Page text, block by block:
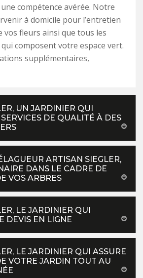
compétence avérée. Notre
à domicile pour l’entretien
vos fleurs ainsi que tous les
composent votre espace vert.
supplémentaires,
UN JARDINIER QUI
DE QUALITÉ À DES
ARTISAN SIEGLER,
DANS LE CADRE DE
VOS ARBRES
LE JARDINIER QUI
DEVIS EN LIGNE
LE JARDINIER QUI ASSURE
VOTRE JARDIN TOUT AU